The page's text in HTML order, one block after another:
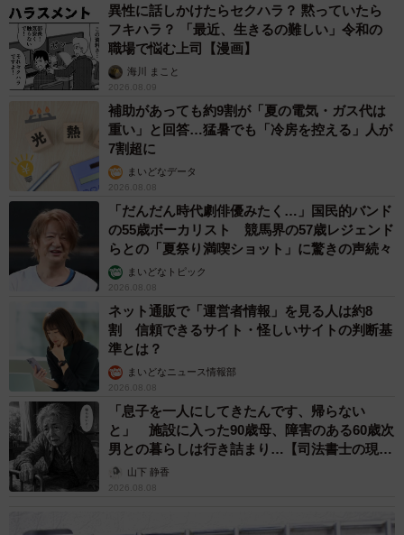
異性に話しかけたらセクハラ？ 黙っていたら
フキハラ？ 「最近、生きるの難しい」令和の
職場で悩む上司【漫画】
海川 まこと
2026.08.09
補助があっても約9割が「夏の電気・ガス代は
重い」と回答…猛暑でも「冷房を控える」人が
7割超に
まいどなデータ
2026.08.08
「だんだん時代劇俳優みたく…」国民的バンド
の55歳ボーカリスト 競馬界の57歳レジェンド
らとの「夏祭り満喫ショット」に驚きの声続々
まいどなトピック
2026.08.08
ネット通販で「運営者情報」を見る人は約8
割 信頼できるサイト・怪しいサイトの判断基
準とは？
まいどなニュース情報部
2026.08.08
「息子を一人にしてきたんです、帰らない
と」 施設に入った90歳母、障害のある60歳次
男との暮らしは行き詰まり…【司法書士の現場
から】山下 静香
2026.08.08